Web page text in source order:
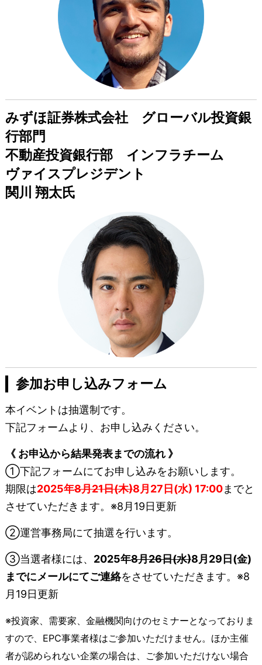
みずほ証券株式会社 グローバル投資銀
行部門
不動産投資銀行部 インフラチーム
ヴァイスプレジデント​
関川 翔太氏
参加お申し込みフォーム
本イベントは抽選制です。
下記フォームより、お申し込みください。
《 お申込から結果発表までの流れ 》
①下記フォームにてお申し込みをお願いします。
期限は2025年8月21日(木)8月27日(水) 17:00までと
させていただきます。※8月19日更新
②運営事務局にて抽選を行います。
③当選者様には、 2025年8月26日(水)8月29日(金)
までにメールにてご連絡をさせていただきます。※8
月19日更新
※投資家、需要家、金融機関向けのセミナーとなっておりま
すので、EPC事業者様はご参加いただけません。ほか主催
者が認められない企業の場合は、ご参加いただけない場合